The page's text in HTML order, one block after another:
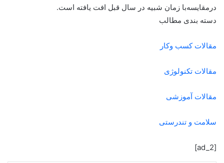
درمقایسه‌با زمان شبیه در سال قبل افت یافته است.
دسته بندی مطالب
مقالات کسب وکار
مقالات تکنولوژی
مقالات آموزشی
سلامت و تندرستی
[ad_2]